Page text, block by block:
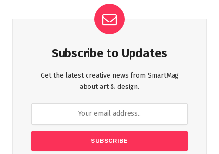
Subscribe to Updates
Get the latest creative news from SmartMag
about art & design.